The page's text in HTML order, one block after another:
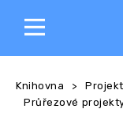
Knihovna >
Průřezové